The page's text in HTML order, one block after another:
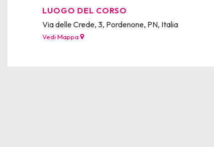
LUOGO DEL CORSO
Via delle Crede, 3, Pordenone, PN, Italia
Vedi Mappa